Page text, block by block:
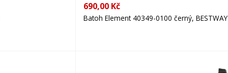
690,00 Kč
Batoh Element 40349-0100 černý, BESTWAY